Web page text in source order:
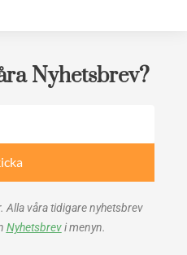
Nyhetsbrev?
Alla våra tidigare nyhetsbrev
Nyhetsbrevi menyn.